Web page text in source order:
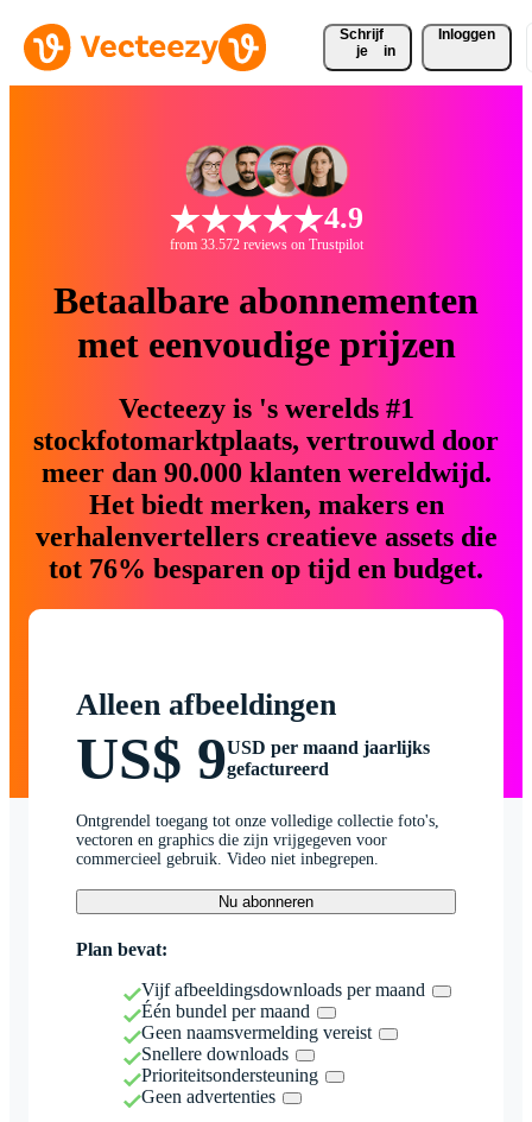
Schrijf
je
in
Inloggen
4.9
from 33.572 reviews on Trustpilot
Betaalbare abonnementen
met eenvoudige prijzen
Vecteezy is 's werelds #1
stockfotomarktplaats, vertrouwd door
meer dan 90.000 klanten wereldwijd.
Het biedt merken, makers en
verhalenvertellers creatieve assets die
tot 76% besparen op tijd en budget.
Alleen afbeeldingen
US$ 9USD per maand jaarlijks
gefactureerd
Ontgrendel toegang tot onze volledige collectie foto's,
vectoren en graphics die zijn vrijgegeven voor
commercieel gebruik. Video niet inbegrepen.
Nu abonneren
Plan bevat:
Vijf afbeeldingsdownloads per maand
Één bundel per maand
Geen naamsvermelding vereist
Snellere downloads
Prioriteitsondersteuning
Geen advertenties